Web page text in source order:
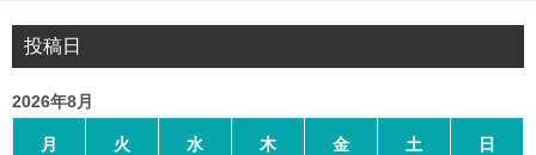
投稿日
2026年8月
月 火 水 木 金 土 日